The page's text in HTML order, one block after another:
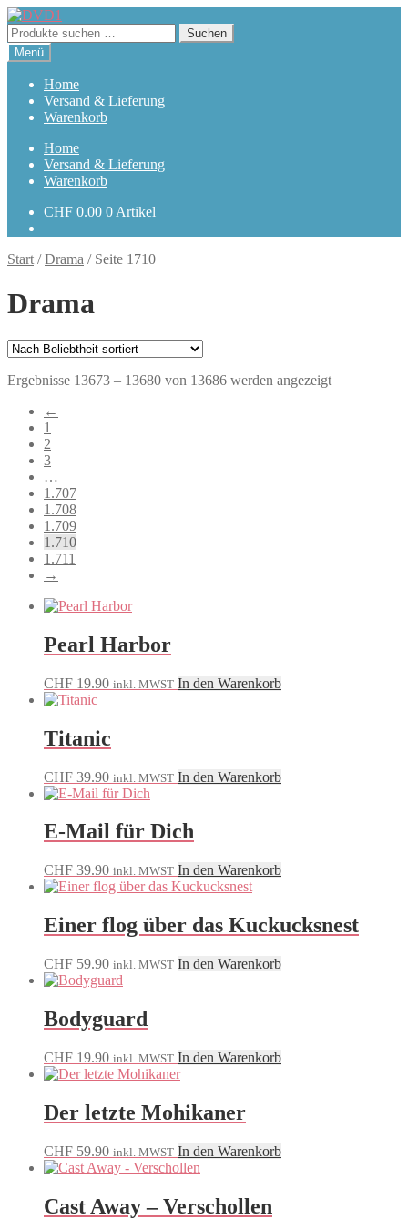
Zur
Navigation
springen
Zum
Inhalt
springen
Suchen
nach:
Suchen
Menü
Home
Versand & Lieferung
Warenkorb
Home
Versand & Lieferung
Warenkorb
CHF 0.00 0 Artikel
Start /Drama / Seite 1710
Drama
Ergebnisse 13673 – 13680 von 13686 werden angezeigtNach
←
1
2
3
…
1.707
1.708
1.709
1.710
1.711
→
Pearl Harbor
CHF 19.90 inkl. MWST In den Warenkorb
Titanic
CHF 39.90 inkl. MWST In den Warenkorb
E-Mail für Dich
CHF 39.90 inkl. MWST In den Warenkorb
Einer flog über das Kuckucksnest
CHF 59.90 inkl. MWST In den Warenkorb
Bodyguard
CHF 19.90 inkl. MWST In den Warenkorb
Der letzte Mohikaner
CHF 59.90 inkl. MWST In den Warenkorb
Cast Away – Verschollen